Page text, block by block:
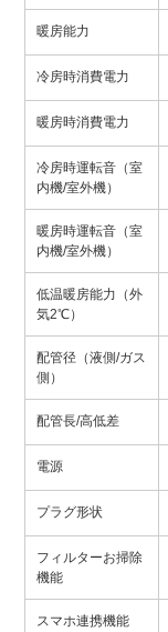
暖房能力
冷房時消費電力
暖房時消費電力
冷房時運転音（室
内機/室外機）
暖房時運転音（室
内機/室外機）
低温暖房能力（外
気2℃）
配管径（液側/ガス
側）
配管長/高低差
電源
プラグ形状
フィルターお掃除
機能
スマホ連携機能